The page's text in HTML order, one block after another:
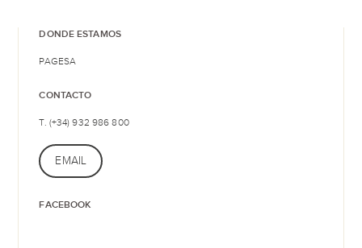
DONDE ESTAMOS
PAGESA
CONTACTO
T. (+34) 932 986 800
EMAIL
FACEBOOK